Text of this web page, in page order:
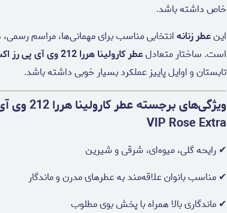
خاص داشته باشد.
اینعطر زنانهانتخابی مناسب برای مهمانی‌ها، مراسم
است. ساختار متعادلعطر کارولینا هررا 212 وی آی پی رز اکسترا
تابستان و اوایل پاییز عملکرد بسیار خوبی داشته باشد.
VIP Rose Extra
✔ رایحه گلی، میوه‌ای، شرقی و شیرین
✔ مناسب بانوان علاقه‌مند به عطرهای مدرن و ماندگار
✔ ماندگاری بالا همراه با پخش بوی مطلوب